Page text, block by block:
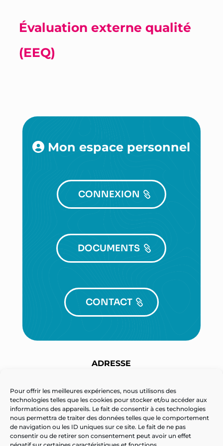
Pour offrir les meilleures expériences, nous utilisons des
technologies telles que les cookies pour stocker et/ou accéder aux
informations des appareils. Le fait de consentir à ces technologies
nous permettra de traiter des données telles que le comportement
de navigation ou les ID uniques sur ce site. Le fait de ne pas
consentir ou de retirer son consentement peut avoir un effet
Évaluation externe qualité
(EEQ)
Mon espace personnel
CONNEXION
DOCUMENTS
CONTACT
ADRESSE
3 route de l’aviation – BP 60070
54602 VILLERS-LES-NANCY Cedex France
TÉLÉPHONE